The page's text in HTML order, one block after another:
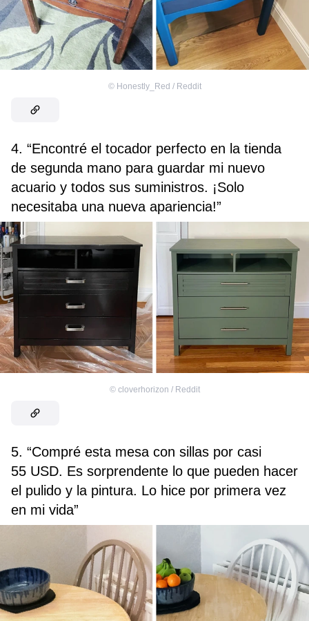
© Honestly_Red / Reddit
4. “Encontré el tocador perfecto en la tienda
de segunda mano para guardar mi nuevo
acuario y todos sus suministros. ¡Solo
necesitaba una nueva apariencia!”
© cloverhorizon / Reddit
5. “Compré esta mesa con sillas por casi
55 USD. Es sorprendente lo que pueden hacer
el pulido y la pintura. Lo hice por primera vez
en mi vida”